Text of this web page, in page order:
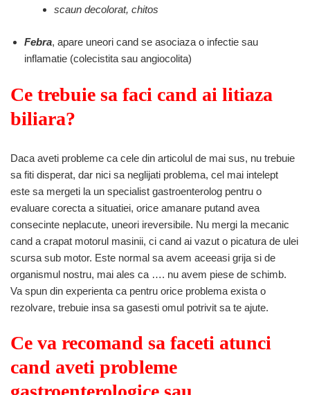
scaun decolorat, chitos
Febra, apare uneori cand se asociaza o infectie sau
inflamatie (colecistita sau angiocolita)
Ce trebuie sa faci cand ai litiaza
biliara?
Daca aveti probleme ca cele din articolul de mai sus, nu trebuie
sa fiti disperat, dar nici sa neglijati problema, cel mai intelept
este sa mergeti la un specialist gastroenterolog pentru o
evaluare corecta a situatiei, orice amanare putand avea
consecinte neplacute, uneori ireversibile. Nu mergi la mecanic
cand a crapat motorul masinii, ci cand ai vazut o picatura de ulei
scursa sub motor. Este normal sa avem aceeasi grija si de
organismul nostru, mai ales ca …. nu avem piese de schimb.
Va spun din experienta ca pentru orice problema exista o
rezolvare, trebuie insa sa gasesti omul potrivit sa te ajute.
Ce va recomand sa faceti atunci
cand aveti probleme